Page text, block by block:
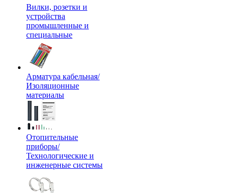
Вилки, розетки и
устройства
промышленные и
специальные
Арматура кабельная/
Изоляционные
материалы
Отопительные
приборы/
Технологические и
инженерные системы